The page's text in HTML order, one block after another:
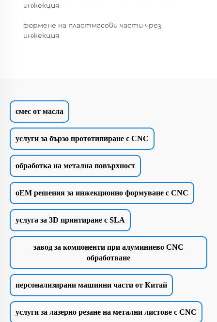
инжекция
формене на пластмасови части чрез
инжекция
смес от масла
услуги за бързо прототипиране с CNC
обработка на метална повърхност
oEM решения за инжекционно формуване с CNC
услуга за 3D принтиране с SLA
завод за компоненти при алуминиево CNC
обработване
персонализирани машинни части от Китай
услуги за лазерно резане на метални листове с CNC